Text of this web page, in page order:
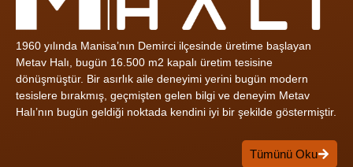
1960 yılında Manisa’nın Demirci ilçesinde üretime başlayan
Metav Halı, bugün 16.500 m2 kapalı üretim tesisine
dönüşmüştür. Bir asırlık aile deneyimi yerini bugün modern
tesislere bırakmış, geçmişten gelen bilgi ve deneyim Metav
Halı’nın bugün geldiği noktada kendini iyi bir şekilde göstermiştir.
Tümünü Oku